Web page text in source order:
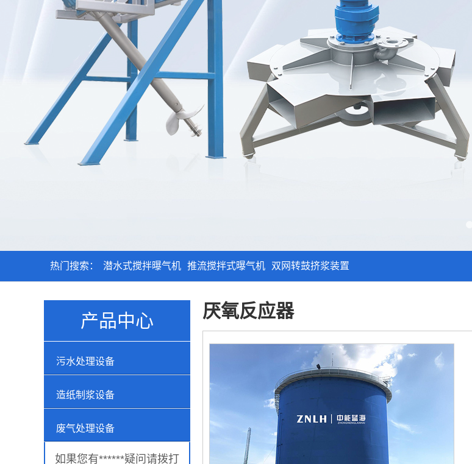
热门搜索： 潜水式搅拌曝气机 推流搅拌式曝气机 双网转鼓挤浆装置
产品中心
污水处理设备
造纸制浆设备
废气处理设备
如果您有******疑问请拨打
厌氧反应器